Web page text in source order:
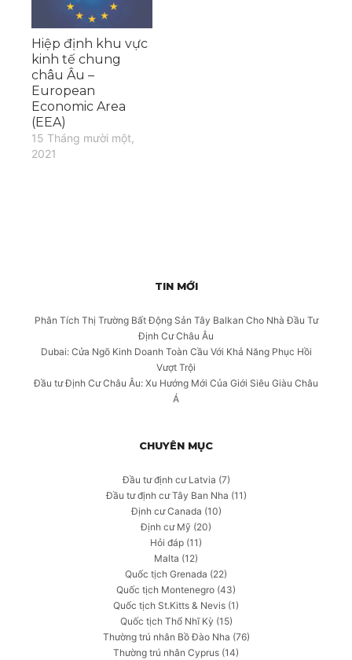
Hiệp định khu vực
kinh tế chung
châu Âu –
European
Economic Area
(EEA)
15 Tháng mười một,
2021
TIN MỚI
Phân Tích Thị Trường Bất Động Sản Tây Balkan Cho Nhà Đầu Tư
Định Cư Châu Âu
Dubai: Cửa Ngõ Kinh Doanh Toàn Cầu Với Khả Năng Phục Hồi
Vượt Trội
Đầu tư Định Cư Châu Âu: Xu Hướng Mới Của Giới Siêu Giàu Châu
Á
CHUYÊN MỤC
Đầu tư định cư Latvia (7)
Đầu tư định cư Tây Ban Nha (11)
Định cư Canada (10)
Định cư Mỹ (20)
Hỏi đáp (11)
Malta (12)
Quốc tịch Grenada (22)
Quốc tịch Montenegro (43)
Quốc tịch St.Kitts & Nevis (1)
Quốc tịch Thổ Nhĩ Kỳ (15)
Thường trú nhân Bồ Đào Nha (76)
Thường trú nhân Cyprus (14)